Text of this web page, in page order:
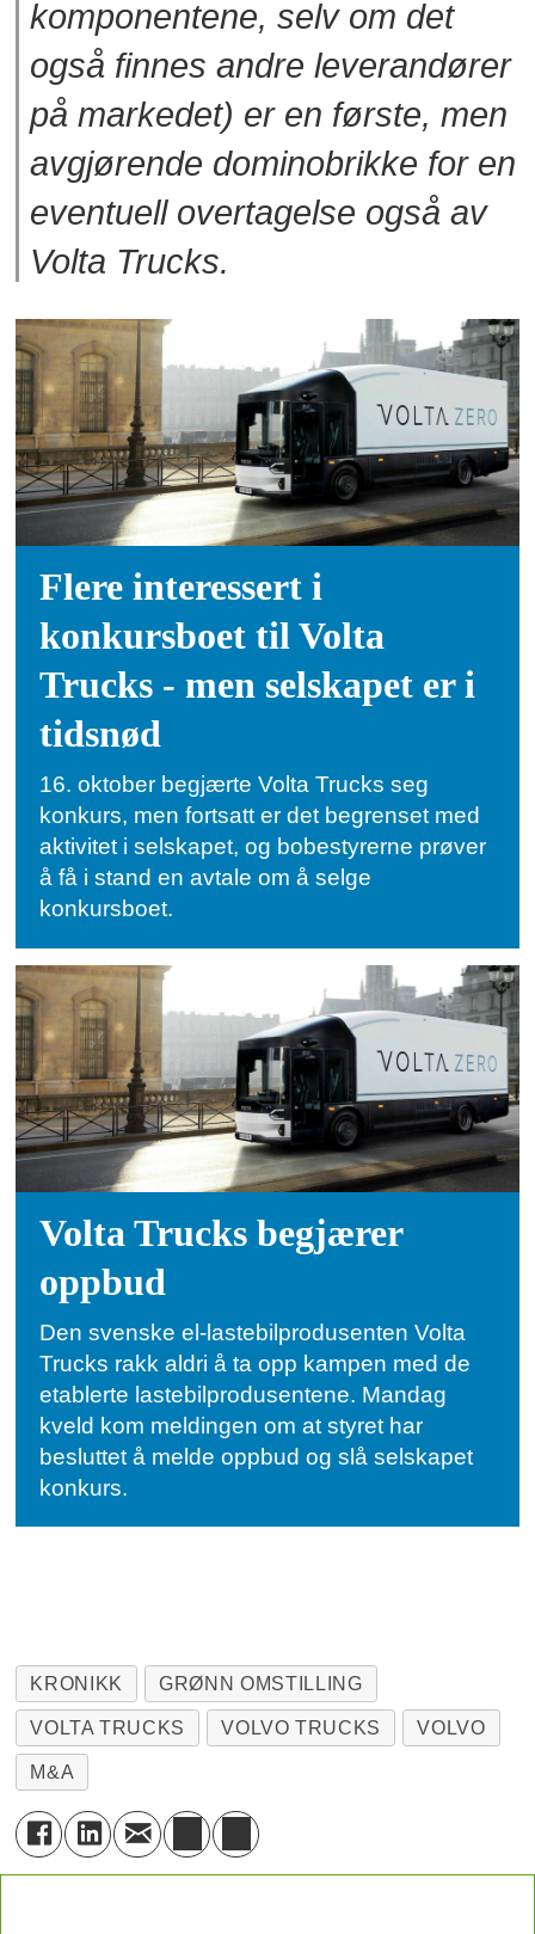
komponentene, selv om det
også finnes andre leverandører
på markedet) er en første, men
avgjørende dominobrikke for en
eventuell overtagelse også av
Volta Trucks.
Flere interessert i
konkursboet til Volta
Trucks - men selskapet er i
tidsnød
16. oktober begjærte Volta Trucks seg
konkurs, men fortsatt er det begrenset med
aktivitet i selskapet, og bobestyrerne prøver
å få i stand en avtale om å selge
konkursboet.
Volta Trucks begjærer
oppbud
Den svenske el-lastebilprodusenten Volta
Trucks rakk aldri å ta opp kampen med de
etablerte lastebilprodusentene. Mandag
kveld kom meldingen om at styret har
besluttet å melde oppbud og slå selskapet
konkurs.
KRONIKK GRØNN OMSTILLING
VOLTA TRUCKS VOLVO TRUCKS VOLVO
M&A